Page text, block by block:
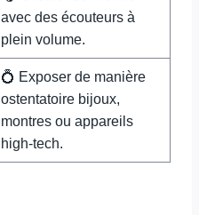
avec des écouteurs à
plein volume.
💍 Exposer de manière
ostentatoire bijoux,
montres ou appareils
high-tech.